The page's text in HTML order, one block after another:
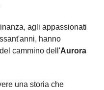
agli appassionati
hanno
cammino dell'Aurora
una storia che